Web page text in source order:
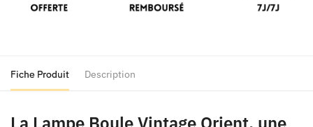
Fiche Produit Description